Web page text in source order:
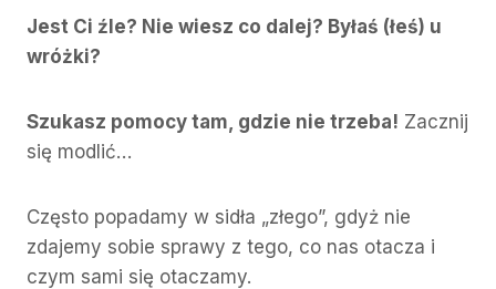
Jest Ci źle? Nie wiesz co dalej? Byłaś (łeś) u
wróżki?
Szukasz pomocy tam, gdzie nie trzeba! Zacznij
się modlić…
Często popadamy w sidła „złego”, gdyż nie
zdajemy sobie sprawy z tego, co nas otacza i
czym sami się otaczamy.